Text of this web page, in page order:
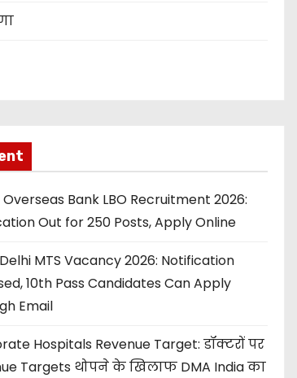
Overseas Bank LBO Recruitment 2026:
Out for 250 Posts, Apply Online
MTS Vacancy 2026: Notification
10th Pass Candidates Can Apply
Email
Hospitals Revenue Target: डॉक्टरों पर
Targets थोपने के खिलाफ DMA India का